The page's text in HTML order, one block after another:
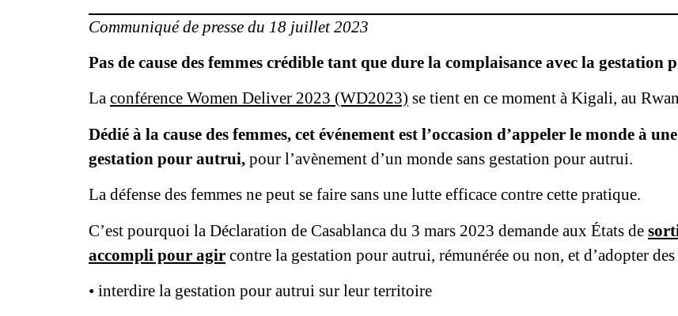
Communiqué de presse du 18 juillet 2023
Pas de cause des femmes crédible tant que dure la complaisance avec la gestation
La conférence Women Deliver 2023 (WD2023) se tient en ce moment à Kigali, au
Dédié à la cause des femmes, cet événement est l’occasion d’appeler le monde à
gestation pour autrui, pour l’avènement d’un monde sans gestation pour autrui.
La défense des femmes ne peut se faire sans une lutte efficace contre cette pratique.
C’est pourquoi la Déclaration de Casablanca du 3 mars 2023 demande aux États de
accompli pour agir contre la gestation pour autrui, rémunérée ou non, et d’adopter
• interdire la gestation pour autrui sur leur territoire